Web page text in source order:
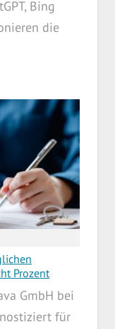
Bing
die
Prozent
GmbH bei
für